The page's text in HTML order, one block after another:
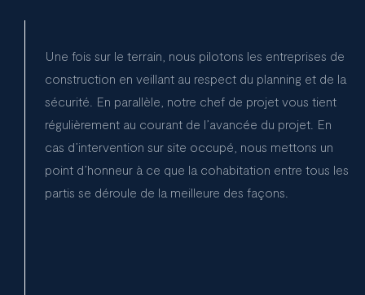
Une fois sur le terrain, nous pilotons les entreprises de
construction en veillant au respect du planning et de la
sécurité. En parallèle, notre chef de projet vous tient
régulièrement au courant de l’avancée du projet. En
cas d’intervention sur site occupé, nous mettons un
point d’honneur à ce que la cohabitation entre tous les
partis se déroule de la meilleure des façons.